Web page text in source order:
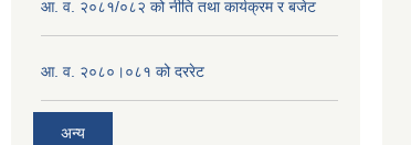
आ. व. २०८१/०८२ को नीति तथा कार्यक्रम र बजेट
आ. व. २०८०।०८१ को दररेट
अन्य